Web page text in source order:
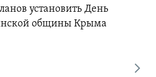
установить День
общины Крыма